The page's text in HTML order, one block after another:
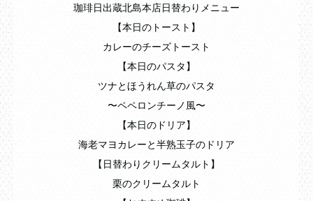
珈琲日出蔵北島本店日替わりメニュー
【本日のトースト】
カレーのチーズトースト
【本日のパスタ】
ツナとほうれん草のパスタ
〜ペペロンチーノ風〜
【本日のドリア】
海老マヨカレーと半熟玉子のドリア
【日替わりクリームタルト】
栗のクリームタルト